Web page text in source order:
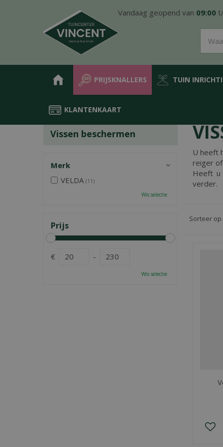
Home Producten Water in de tuin
Vandaag geopend van 09:00
PRIJSKNALLERS TUIN
KLANTENKAART
U heeft
reiger
Heeft u
verder.
Sorteer op
Vissen beschermen
Merk
VELDA (11)
Wis selectie
Prijs
€ -
Wis selectie